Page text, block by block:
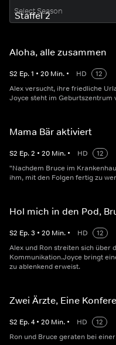
Select Season
Aloha, alle zusammen
S2 Ep.1 • 20 Min. • HD
12
Alex versucht, ihre friedliche
Joyce steht im Geburtszentrum
Mama Bär aktiviert
S2 Ep.2 • 20 Min. • HD
12
"Nachdem Bruce im
ihm, mit den Folgen fertig zu
Hol mich in den Pod,
S2 Ep.3 • 20 Min. • HD
12
Alex und Ron streiten sich über
Kommunikation.Joyce bringt
zu ablenkend erweist.
Zwei Ärzte, Eine
S2 Ep.4 • 20 Min. • HD
12
Ron und Bruce geraten bei